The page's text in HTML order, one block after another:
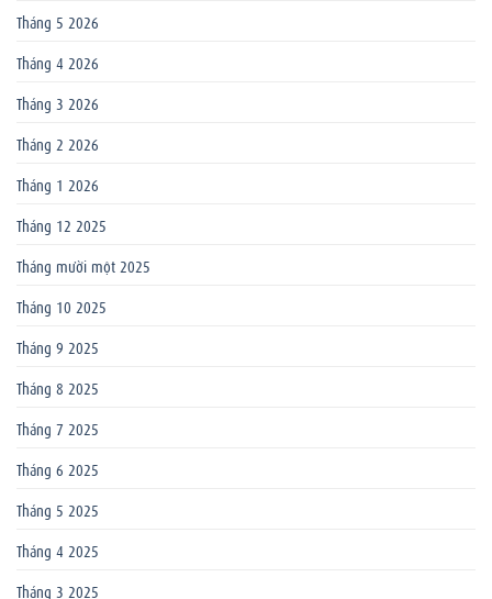
Tháng 5 2026
Tháng 4 2026
Tháng 3 2026
Tháng 2 2026
Tháng 1 2026
Tháng 12 2025
Tháng mười một 2025
Tháng 10 2025
Tháng 9 2025
Tháng 8 2025
Tháng 7 2025
Tháng 6 2025
Tháng 5 2025
Tháng 4 2025
Tháng 3 2025